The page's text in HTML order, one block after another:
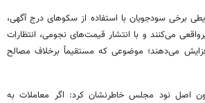
برخی سودجویان با استفاده از سکوهای درج آگهی،
می‌کنند و با انتشار قیمت‌های نجومی، انتظارات
می‌دهند؛ موضوعی که مستقیماً برخلاف مصالح
اصل نود مجلس خاطرنشان کرد: اگر معاملات به